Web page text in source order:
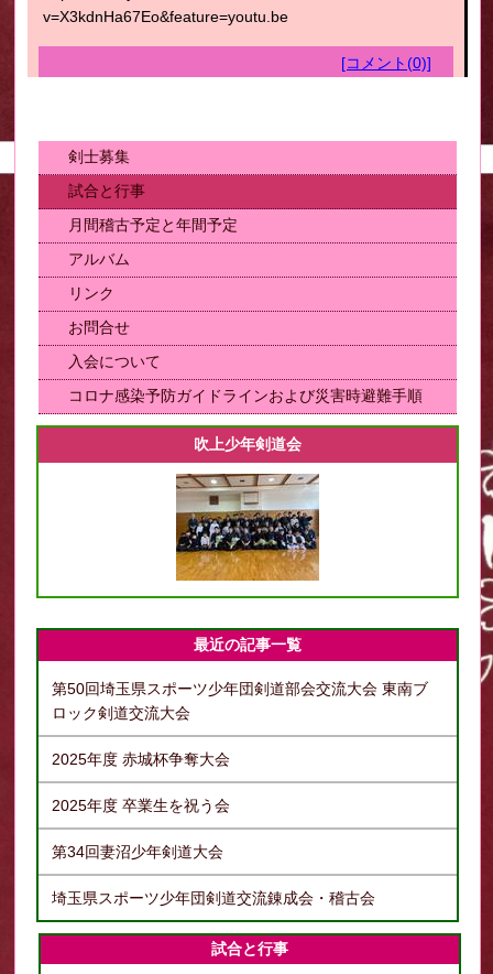
v=X3kdnHa67Eo&feature=youtu.be
[コメント(0)]
剣士募集
試合と行事
月間稽古予定と年間予定
アルバム
リンク
お問合せ
入会について
コロナ感染予防ガイドラインおよび災害時避難手順
吹上少年剣道会
最近の記事一覧
第50回埼玉県スポーツ少年団剣道部会交流大会 東南ブ
ロック剣道交流大会
2025年度 赤城杯争奪大会
2025年度 卒業生を祝う会
第34回妻沼少年剣道大会
埼玉県スポーツ少年団剣道交流錬成会・稽古会
試合と行事